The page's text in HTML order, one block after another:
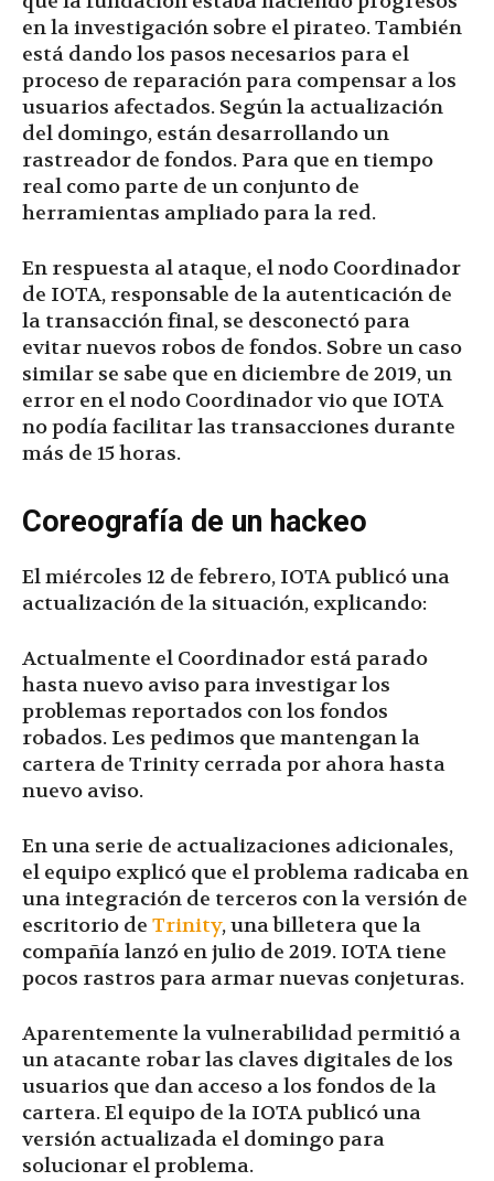
en la investigación sobre el pirateo. También
está dando los pasos necesarios para el
proceso de reparación para compensar a los
usuarios afectados. Según la actualización
del domingo, están desarrollando un
rastreador de fondos. Para que en tiempo
real como parte de un conjunto de
herramientas ampliado para la red.
En respuesta al ataque, el nodo Coordinador
de IOTA, responsable de la autenticación de
la transacción final, se desconectó para
evitar nuevos robos de fondos. Sobre un caso
similar se sabe que en diciembre de 2019, un
error en el nodo Coordinador vio que IOTA
no podía facilitar las transacciones durante
más de 15 horas.
Coreografía de un hackeo
El miércoles 12 de febrero, IOTA publicó una
actualización de la situación, explicando:
Actualmente el Coordinador está parado
hasta nuevo aviso para investigar los
problemas reportados con los fondos
robados. Les pedimos que mantengan la
cartera de Trinity cerrada por ahora hasta
nuevo aviso.
En una serie de actualizaciones adicionales,
el equipo explicó que el problema radicaba en
una integración de terceros con la versión de
escritorio de Trinity, una billetera que la
compañía lanzó en julio de 2019. IOTA tiene
pocos rastros para armar nuevas conjeturas.
Aparentemente la vulnerabilidad permitió a
un atacante robar las claves digitales de los
usuarios que dan acceso a los fondos de la
cartera. El equipo de la IOTA publicó una
versión actualizada el domingo para
solucionar el problema.